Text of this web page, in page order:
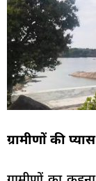
ग्रामीणों की